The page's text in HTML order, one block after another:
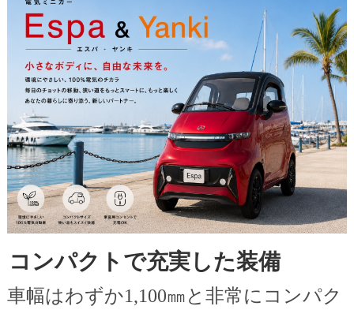
コンパクトで充実した装備
車幅はわずか1,100㎜と非常にコンパク